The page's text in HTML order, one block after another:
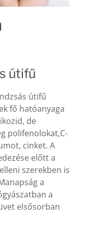
útifű
útifű
fő hatóanyaga
de
polifenolokat,C-
cinket. A
előtt a
szerekben is
a
a
elsősorban